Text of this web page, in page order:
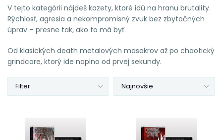
V tejto kategórii nájdeš kazety, ktoré idú na hranu brutality.
Rýchlosť, agresia a nekompromisný zvuk bez zbytočných
úprav – presne tak, ako to má byť.
Od klasických death metalových masakrov až po chaotický
grindcore, ktorý ide naplno od prvej sekundy.
Najnovšie
Filter